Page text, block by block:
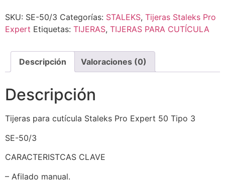
SKU: SE-50/3 Categorías: STALEKS, Tijeras Staleks Pro
Expert Etiquetas: TIJERAS, TIJERAS PARA CUTÍCULA
Descripción Valoraciones (0)
Descripción
Tijeras para cutícula Staleks Pro Expert 50 Tipo 3
SE-50/3
CARACTERISTCAS CLAVE
– Afilado manual.